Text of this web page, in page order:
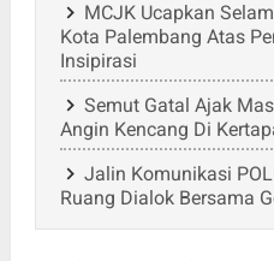
MCJK Ucapkan
Kota Palembang Atas
Insipirasi
Semut Gatal Ajak
Angin Kencang Di
Jalin Komunikasi
Ruang Dialok Bersama